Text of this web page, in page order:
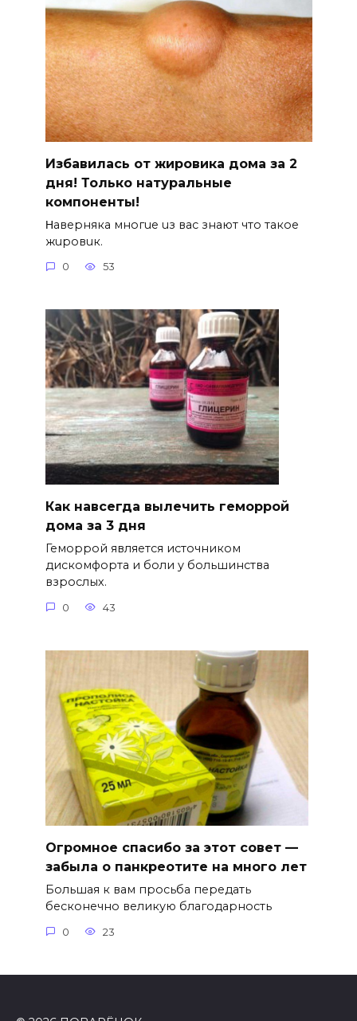
Избавилась от жировика дома за 2
дня! Только натуральные
компоненты!
Ηавepняка многue uз вас знают что такоe
жuровuк.
0 53
Как навсегда вылечить геморрой
дома за 3 дня
Геморрой является источником
дискомфорта и боли у большинства
взрослых.
0 43
Огромное спасибо за этот совет —
забыла о панкреотите на много лет
Большая к вам просьба передать
бесконечно великую благодарность
0 23